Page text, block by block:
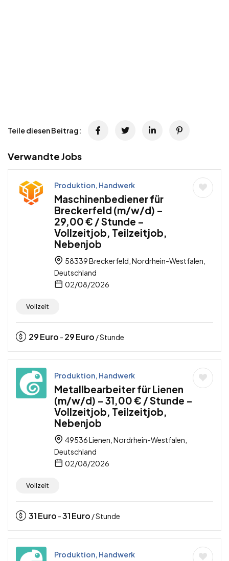
Teile diesen Beitrag:
Verwandte Jobs
Produktion, Handwerk
Maschinenbediener für
Breckerfeld (m/w/d) –
29,00 € / Stunde –
Vollzeitjob, Teilzeitjob,
Nebenjob
58339 Breckerfeld, Nordrhein-Westfalen,
Deutschland
02/08/2026
Vollzeit
29Euro - 29Euro / Stunde
Produktion, Handwerk
Metallbearbeiter für Lienen
(m/w/d) – 31,00 € / Stunde –
Vollzeitjob, Teilzeitjob,
Nebenjob
49536 Lienen, Nordrhein-Westfalen,
Deutschland
02/08/2026
Vollzeit
31Euro -31Euro / Stunde
Produktion, Handwerk